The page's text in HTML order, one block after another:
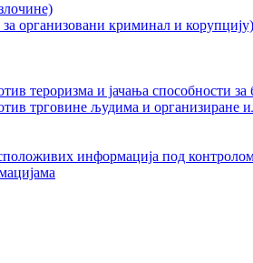
организовани криминал и корупцију)
тероризма и јачања способности
трговине људима и организиране
информација под